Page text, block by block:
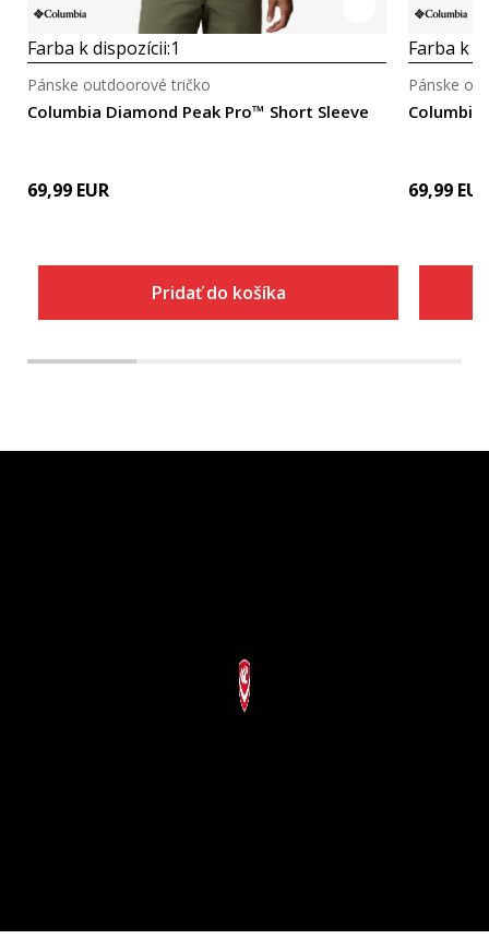
Farba k dispozícii:1
Columbia Diamond Peak Pro™ Short Sleeve
Pánske outdoorové tričko
69,99 EUR
Pridať do košíka
Farba k
Columbia
Pánske
69,99 EUR